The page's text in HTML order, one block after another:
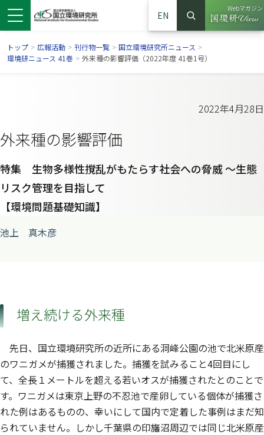
ドウで開きます）
ンドウで開きます）
ウインドウで開きます）
EN
サイト内検索
検索
Webマガジン
（別ウイ
トップ > 広報活動 > 刊行物一覧 > 国立環境研究所ニュース >
環境研ニュース 41巻 > 外来種の影響評価（2022年度 41巻1号）
2022年4月28日
外来種の影響評価
特集 生物多様性撹乱がもたらす社会への脅威 ～生態
リスク管理を目指して
【環境問題基礎知識】
池上 真木彦
増え続ける外来種
先日、国立環境研究所の近所にある洞峰公園の池で北米原産
のワニガメが捕獲されました。捕獲を試みること4回目にし
て、全長１メートルを超える若いオスが捕獲されたとのことで
す。ワニガメは東京上野の不忍池で産卵している個体が捕獲さ
れた例はあるものの、幸いにして国内で定着した事例はまだ知
られていません。しかし千葉県の印旛沼周辺では同じ北米原産